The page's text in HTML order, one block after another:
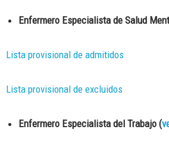
Enfermero Especialista de Salud
Lista provisional de admitidos
Lista provisional de excluidos
Enfermero Especialista del Trabajo (